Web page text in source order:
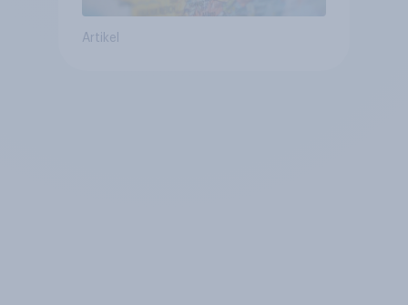
Artikel